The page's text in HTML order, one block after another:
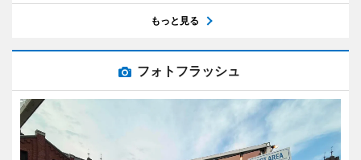
もっと見る
フォトフラッシュ